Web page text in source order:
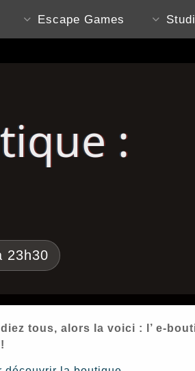
Escape Games
:
23h30
tous, alors la voici : l’ e-